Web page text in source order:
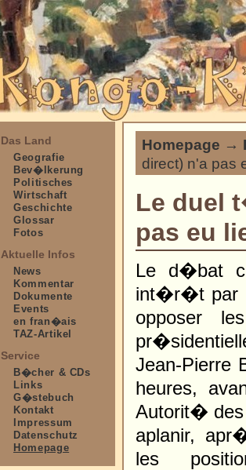
Das Land
Geografie
Bev�lkerung
Politisches
Wirtschaft
Geschichte
Glossar
Fotos
Aktuelle Infos
News
Kommentar
Dokumente
Events
en fran�ais
TAZ-Artikel
Service
B�cher & CDs
Links
G�stebuch
Kontakt
Impressum
Datenschutz
Homepage
Homepage →
direct) n'a pas
Le duel
pas eu
Le d�bat
int�r�t par
opposer
Jean-
heures,
Autorit�
aplanir,
les